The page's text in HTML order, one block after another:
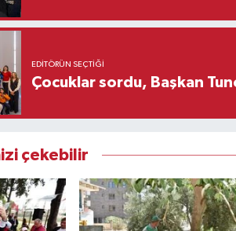
EDITÖRÜN SEÇTIĞI
Çocuklar sordu, Başkan
çekebilir